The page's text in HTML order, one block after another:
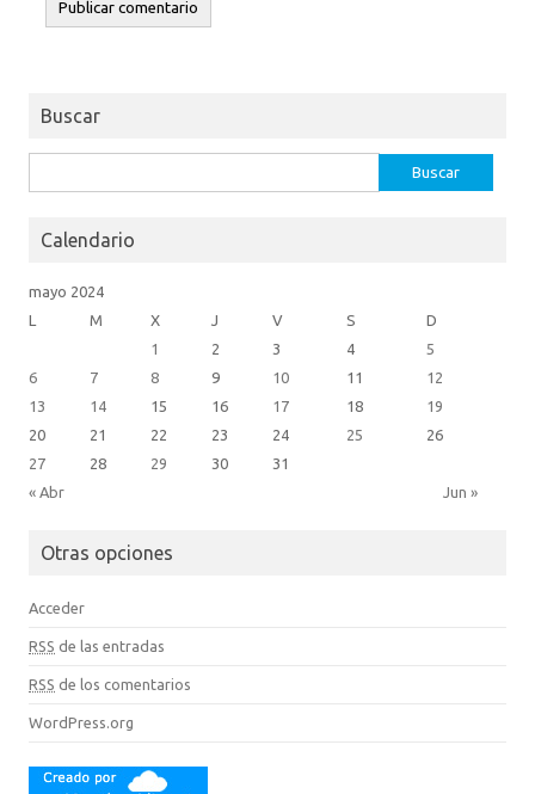
Buscar
Calendario
mayo 2024
L
M X J V S D
« Abr Jun »
1 2 3 4
5
6
7 8 9 10 11
12
13
14 15 16 17 18
19
20
21 22 23 24 25
26
27
28 29 30 31
Otras opciones
Acceder
RSS de las entradas
RSS de los comentarios
WordPress.org